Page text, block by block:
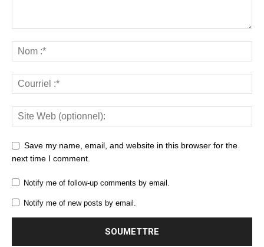
Save my name, email, and website in this browser for the
next time I comment.
Notify me of follow-up comments by email.
Notify me of new posts by email.